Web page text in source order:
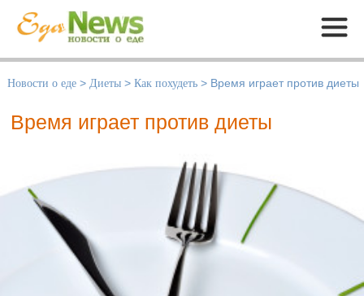
Меню
Новости о еде > Диеты > Как похудеть > Время играет против диеты
Время играет против диеты